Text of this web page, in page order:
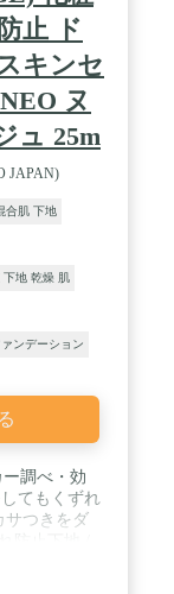
止 ド
キンセ
ヌ
ュ 25m
JAPAN)
合肌 下地
下地 乾燥 肌
ンデーション
調べ・効
てもくずれ
サつきをダ
コート」を
で水分の通